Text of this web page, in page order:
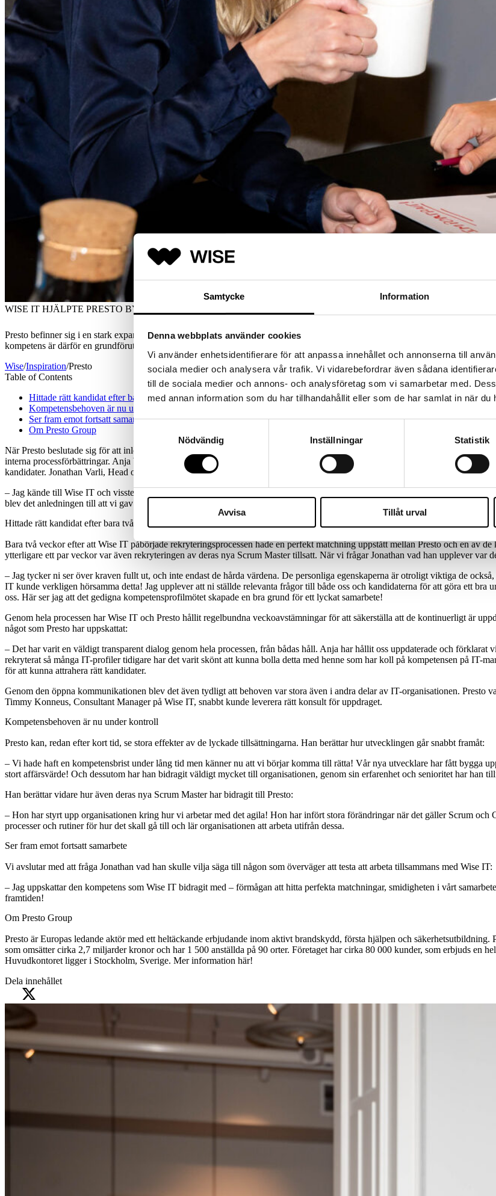
Samtycke Information
Denna webbplats använder cookies
Vi använder enhetsidentifierare för att anpassa innehållet och annonserna till
sociala medier och analysera vår trafik. Vi vidarebefordrar även sådana
till de sociala medier och annons- och analysföretag som vi samarbetar med.
med annan information som du har tillhandahållit eller som de har samlat in när du
Samtyckesval
Nödvändig
Inställningar Statistik
Avvisa Tillåt urval
WISE IT HJÄLPTE PRESTO BYGGA TECHTEAMET SNABBT OCH TRÄFFSÄKERT
Presto befinner sig i en stark expansionsfas och växer snabbt. För att möjliggöra en stark tillväxt genomgår de nu en digital
kompetens är därför en grundförutsättning.
Wise/Inspiration/Presto
Table of Contents
Hittade rätt kandidat efter bara två veckor
Kompetensbehoven är nu under kontroll
Ser fram emot fortsatt samarbete
Om Presto Group
När Presto beslutade sig för att inleda samarbetet med Wise IT hade de varit på jakt efter en fullstackutvecklare. Utöver
interna processförbättringar. Anja Widell, IT Recruitment Consultant på Wise IT, tog sig an uppdragen och efter att noggrant ha
kandidater. Jonathan Varli, Head of Systems & Development på Presto, delar med sig av sin upplevelse av samarbetet:
– Jag kände till Wise IT och visste att de var stora på marknaden och duktiga på att tillsätta just svåra tekniska roller. Även om
blev det anledningen till att vi gav Wise IT chansen. Jag blev positivt överraskad av hur snabbt det gick att få fram kandidater
Hittade rätt kandidat efter bara två veckor
Bara två veckor efter att Wise IT påbörjade rekryteringsprocessen hade en perfekt matchning uppstått mellan Presto och en av
ytterligare ett par veckor var även rekryteringen av deras nya Scrum Master tillsatt. När vi frågar Jonathan vad han upplever var
– Jag tycker ni ser över kraven fullt ut, och inte endast de hårda värdena. De personliga egenskaperna är otroligt viktiga de
IT kunde verkligen hörsamma detta! Jag upplever att ni ställde relevanta frågor till både oss och kandidaterna för att göra ett
oss. Här ser jag att det gedigna kompetensprofilmötet skapade en bra grund för ett lyckat samarbete!
Genom hela processen har Wise IT och Presto hållit regelbundna veckoavstämningar för att säkerställa att de kontinuerligt är
något som Presto har uppskattat:
– Det har varit en väldigt transparent dialog genom hela processen, från bådas håll. Anja har hållit oss uppdaterade och
rekryterat så många IT-profiler tidigare har det varit skönt att kunna bolla detta med henne som har koll på kompetensen på IT-
för att kunna attrahera rätt kandidater.
Genom den öppna kommunikationen blev det även tydligt att behoven var stora även i andra delar av IT-organisationen.
Timmy Konneus, Consultant Manager på Wise IT, snabbt kunde leverera rätt konsult för uppdraget.
Kompetensbehoven är nu under kontroll
Presto kan, redan efter kort tid, se stora effekter av de lyckade tillsättningarna. Han berättar hur utvecklingen går snabbt framåt:
– Vi hade haft en kompetensbrist under lång tid men känner nu att vi börjar komma till rätta! Vår nya utvecklare har fått bygga
stort affärsvärde! Och dessutom har han bidragit väldigt mycket till organisationen, genom sin erfarenhet och senioritet har han
Han berättar vidare hur även deras nya Scrum Master har bidragit till Presto:
– Hon har styrt upp organisationen kring hur vi arbetar med det agila! Hon har infört stora förändringar när det gäller Scrum och
processer och rutiner för hur det skall gå till och lär organisationen att arbeta utifrån dessa.
Ser fram emot fortsatt samarbete
Vi avslutar med att fråga Jonathan vad han skulle vilja säga till någon som överväger att testa att arbeta tillsammans med Wise IT:
– Jag uppskattar den kompetens som Wise IT bidragit med – förmågan att hitta perfekta matchningar, smidigheten i vårt
framtiden!
Om Presto Group
Presto är Europas ledande aktör med ett heltäckande erbjudande inom aktivt brandskydd, första hjälpen och
som omsätter cirka 2,7 miljarder kronor och har 1 500 anställda på 90 orter. Företaget har cirka 80 000 kunder, som erbjuds en
Huvudkontoret ligger i Stockholm, Sverige. Mer information här!
Dela innehållet